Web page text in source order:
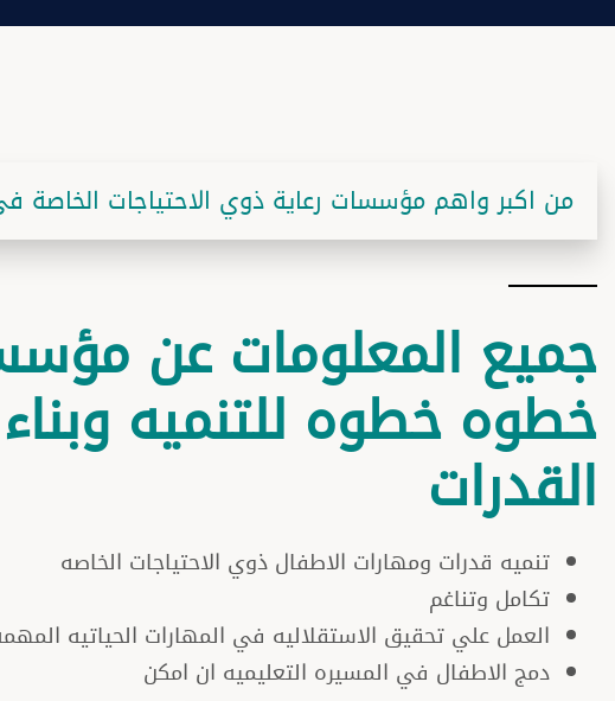
من اكبر واهم مؤسسات رعاية ذوي الاحتياجات
جميع المعلومات عن
خطوه خطوه للتنميه وبناء
القدرات
تنميه قدرات ومهارات الاطفال ذوي الاحتياجات الخاصه
تكامل وتناغم
العمل علي تحقيق الاستقلاليه في المهارات الحياتيه
دمج الاطفال في المسيره التعليميه ان امكن